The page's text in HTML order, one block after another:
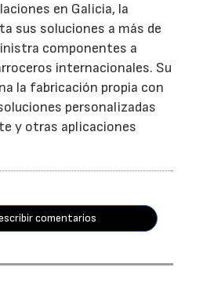
en Galicia, la
sus soluciones a más de
componentes a
internacionales. Su
la fabricación propia con
personalizadas
y otras aplicaciones
comentarios